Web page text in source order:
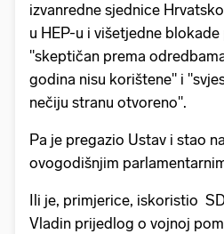
izvanredne sjednice
u HEP-u i višetjedne
"skeptičan prema
godina nisu korištene" i
nečiju stranu otvoreno".
Pa je pregazio Ustav i stao
ovogodišnjim
Ili je, primjerice, iskoristio
Vladin prijedlog o vojnoj